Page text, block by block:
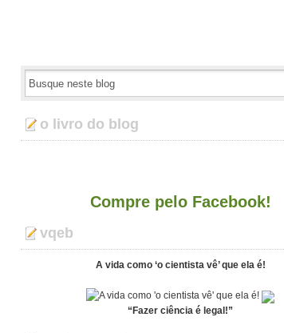
o livro do blog
Compre pelo Facebook!
vqeb
A vida como ‘o cientista vê’ que ela é!
“Fazer ciência é legal!”